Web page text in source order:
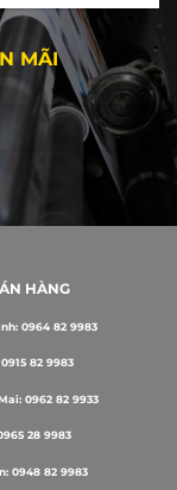
MÃI
HÀNG
0964 82 9983
82 9983
0962 82 9933
28 9983
0948 82 9983